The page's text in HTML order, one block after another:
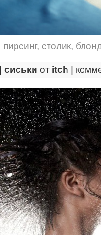
пирсинг, столик,
сиськи от itch